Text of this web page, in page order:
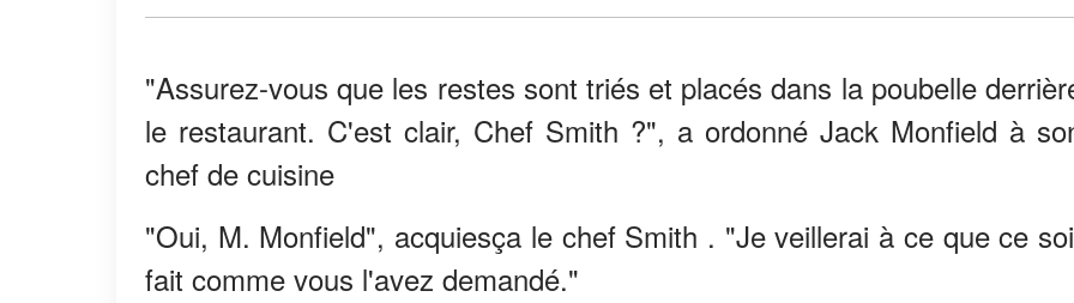
"Assurez-vous que les restes sont triés et placés dans la poubelle
le restaurant. C'est clair, Chef Smith ?", a ordonné Jack Monfield à
chef de cuisine
"Oui, M. Monfield", acquiesça le chef Smith . "Je veillerai à ce que ce
fait comme vous l'avez demandé."